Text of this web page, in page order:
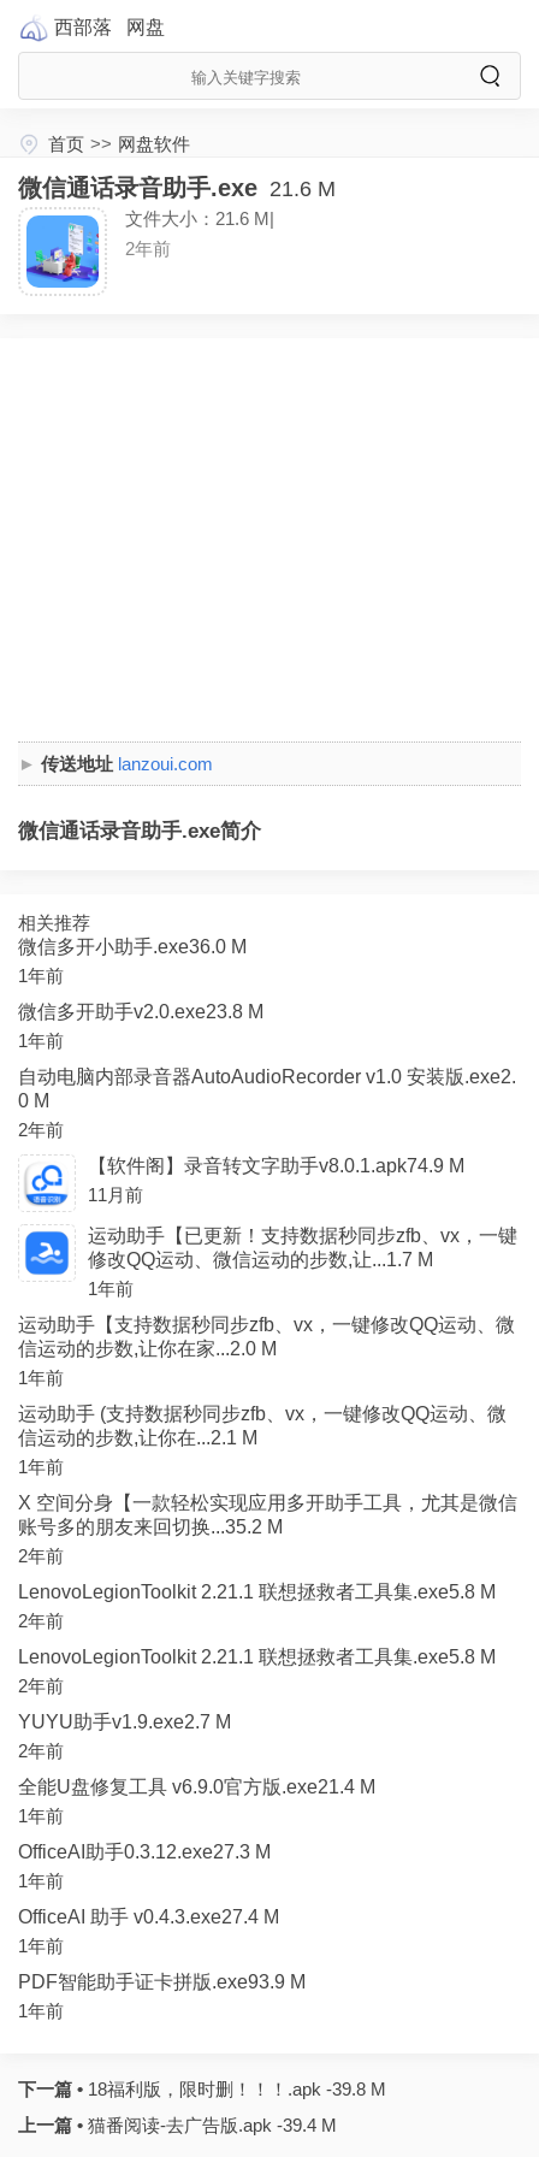
西部落 网盘
首页 >> 网盘软件
微信通话录音助手.exe 21.6 M
文件大小：21.6 M|
2年前
传送地址 lanzoui.com
微信通话录音助手.exe简介
相关推荐
微信多开小助手.exe36.0 M
1年前
微信多开助手v2.0.exe23.8 M
1年前
自动电脑内部录音器AutoAudioRecorder v1.0 安装版.exe2.
0 M
2年前
【软件阁】录音转文字助手v8.0.1.apk74.9 M
11月前
运动助手【已更新！支持数据秒同步zfb、vx，一键
修改QQ运动、微信运动的步数,让...1.7 M
1年前
运动助手【支持数据秒同步zfb、vx，一键修改QQ运动、微
信运动的步数,让你在家...2.0 M
1年前
运动助手 (支持数据秒同步zfb、vx，一键修改QQ运动、微
信运动的步数,让你在...2.1 M
1年前
X 空间分身【一款轻松实现应用多开助手工具，尤其是微信
账号多的朋友来回切换...35.2 M
2年前
LenovoLegionToolkit 2.21.1 联想拯救者工具集.exe5.8 M
2年前
LenovoLegionToolkit 2.21.1 联想拯救者工具集.exe5.8 M
2年前
YUYU助手v1.9.exe2.7 M
2年前
全能U盘修复工具 v6.9.0官方版.exe21.4 M
1年前
OfficeAI助手0.3.12.exe27.3 M
1年前
OfficeAI 助手 v0.4.3.exe27.4 M
1年前
PDF智能助手证卡拼版.exe93.9 M
1年前
下一篇 • 18福利版，限时删！！！.apk -39.8 M
上一篇 • 猫番阅读-去广告版.apk -39.4 M